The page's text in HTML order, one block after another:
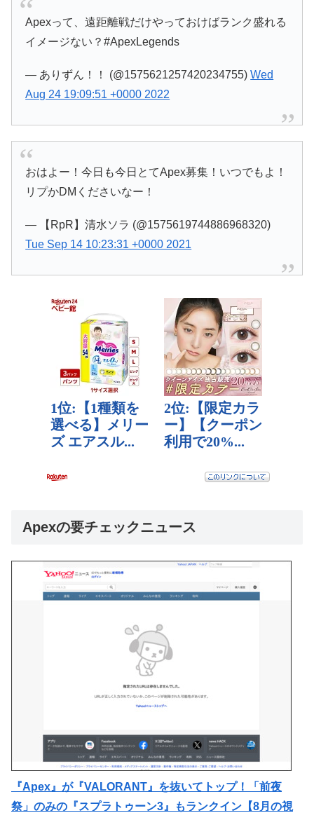
Apexって、遠距離戦だけやっておけばランク盛れる
イメージない？#ApexLegends
— ありずん！！ (@1575621257420234755)Wed
Aug 24 19:09:51 +0000 2022
おはよー！今日も今日とてApex募集！いつでもよ！
リプかDMくださいなー！
— 【RpR】清水ソラ (@1575619744886968320)
Tue Sep 14 10:23:31 +0000 2021
Apexの要チェックニュース
『Apex』が『VALORANT』を抜いてトップ！「前夜
祭」のみの『スプラトゥーン3』もランクイン【8月の視